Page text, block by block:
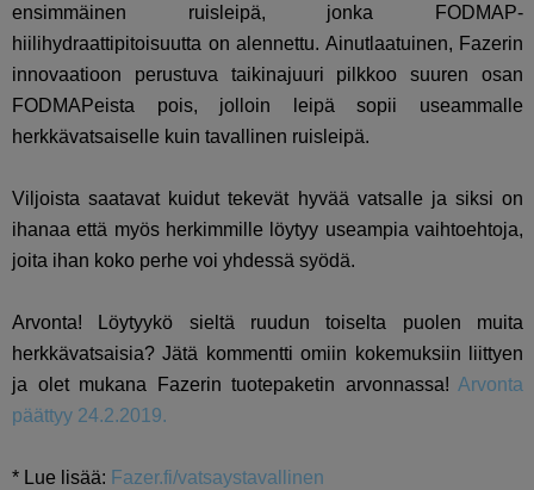
ensimmäinen ruisleipä, jonka FODMAP-
hiilihydraattipitoisuutta on alennettu. Ainutlaatuinen, Fazerin
innovaatioon perustuva taikinajuuri pilkkoo suuren osan
FODMAPeista pois, jolloin leipä sopii useammalle
herkkävatsaiselle kuin tavallinen ruisleipä.
Viljoista saatavat kuidut tekevät hyvää vatsalle ja siksi on
ihanaa että myös herkimmille löytyy useampia vaihtoehtoja,
joita ihan koko perhe voi yhdessä syödä.
Arvonta! Löytyykö sieltä ruudun toiselta puolen muita
herkkävatsaisia? Jätä kommentti omiin kokemuksiin liittyen
ja olet mukana Fazerin tuotepaketin arvonnassa!Arvonta
päättyy 24.2.2019.
* Lue lisää: Fazer.fi/vatsaystavallinen